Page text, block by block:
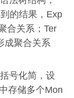
的结果，Exp
合关系；Ter
成聚合关系
号化简，设
存储多个Mon